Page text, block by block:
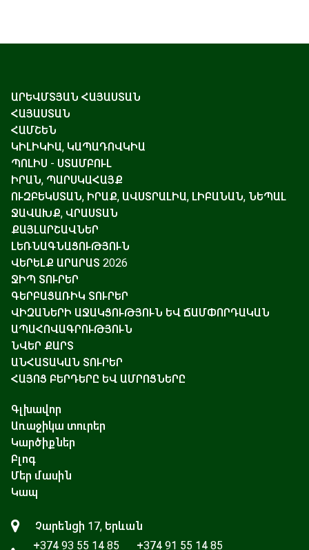
ԱՐԵՎՄՏՅԱՆ ՀԱՅԱՍՏԱՆ
ՀԱՅԱՍՏԱՆ
ՀԱՄՇԵՆ
ԿԻԼԻԿԻԱ, ԿԱՊԱԴՈՎԿԻԱ
ՊՈԼԻՍ - ՍՏԱՄԲՈՒԼ
ԻՐԱՆ, ՊԱՐՍԿԱՀԱՅՔ
ՈՒԶԲԵԿՍՏԱՆ, ԻՐԱՔ, ԱՎՍՏՐԱԼԻԱ, ԼԻԲԱՆԱՆ, ՆԵՊԱԼ
ՋԱՎԱԽՔ, ՎՐԱՍՏԱՆ
ՔԱՅԼԱՐՇԱՎՆԵՐ
ԼԵՌՆԱԳՆԱՑՈՒԹՅՈՒՆ
ՎԵՐԵԼՔ ԱՐԱՐԱՏ 2026
ՋԻՊ ՏՈՒՐԵՐ
ԳԵՐԲԱՑԱՌԻԿ ՏՈՒՐԵՐ
ՎԻԶԱՆԵՐԻ ԱՋԱԿՑՈՒԹՅՈՒՆ ԵՎ ՃԱՄՓՈՐԴԱԿԱՆ
ԱՊԱՀՈՎԱԳՐՈՒԹՅՈՒՆ
ՆՎԵՐ ՔԱՐՏ
ԱՆՀԱՏԱԿԱՆ ՏՈՒՐԵՐ
ՀԱՅՈՑ ԲԵՐԴԵՐԸ ԵՎ ԱՄՐՈՑՆԵՐԸ
Գլխավոր
Առաջիկա տուրեր
Կարծիքներ
Բլոգ
Մեր մասին
Կապ
Չարենցի 17, Երևան
+374 93 55 14 85
+374 91 55 14 85